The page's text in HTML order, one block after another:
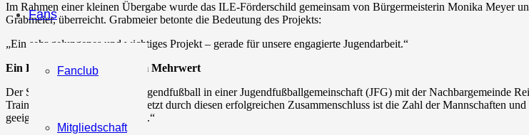
Fans
Fanclub
Mitgliedschaft
Im Rahmen einer kleinen Übergabe wurde das ILE-Förderschild gemeinsam von Bürgermeisterin Monika Meyer
Grabmeier, überreicht. Grabmeier betonte die Bedeutung des Projekts:
„Ein sehr gelungenes und wichtiges Projekt – gerade für unsere engagierte Jugendarbeit.“
Ein Projekt mit nachhaltigem Mehrwert
Der SV Erlbach betreibt den Jugendfußball in einer Jugendfußballgemeinschaft (JFG) mit der Nachbargemeinde
Trainingsbetrieb teil. „Nicht zuletzt durch diesen erfolgreichen Zusammenschluss ist die Zahl der Mannschaften
geeigneten Lagermöglichkeiten.“